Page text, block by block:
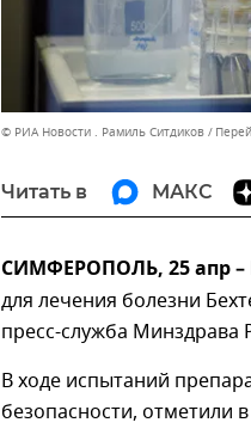
© РИА Новости . Рамиль Ситдиков
Читать в МАКС
СИМФЕРОПОЛЬ, 25 апр
для лечения болезни
пресс-служба Минздрава
В ходе испытаний
безопасности, отметили